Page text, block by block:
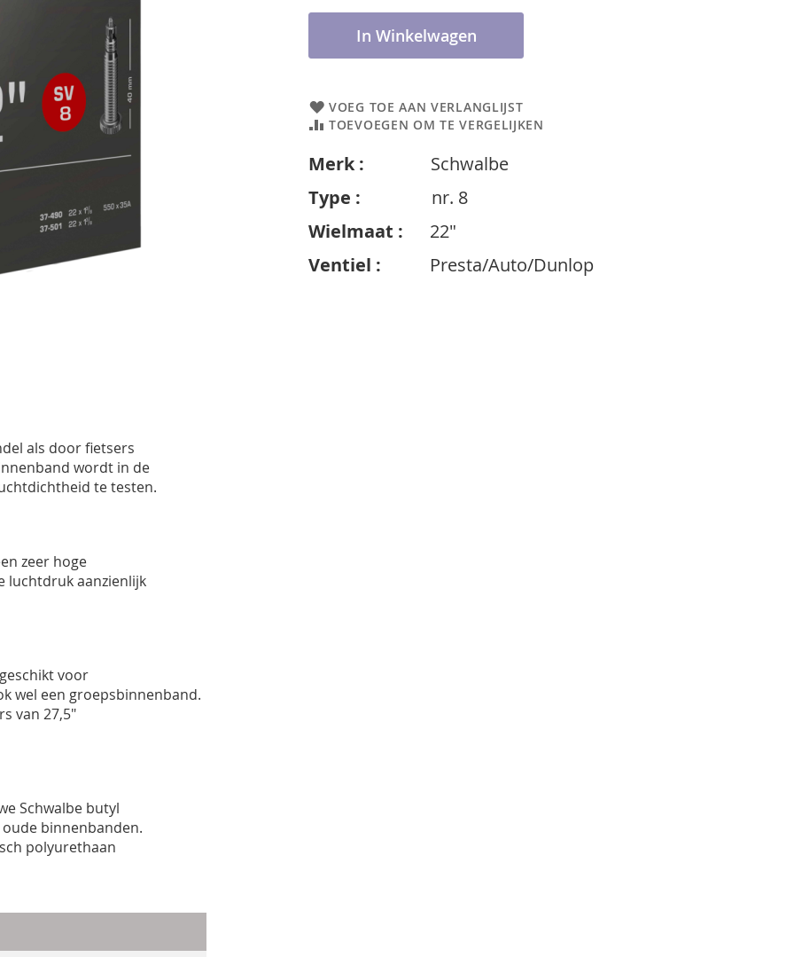
In Winkelwagen
VOEG TOE AAN VERLANGLIJST
TOEVOEGEN OM TE VERGELIJKEN
Merk : Schwalbe
Type :
nr. 8
Wielmaat : 22"
Ventiel : Presta/Auto/Dunlop
als door fietsers
wordt in de
tetesten.
zeer hoge
luchtdruk aanzienlijk
voor
wel een groepsbinnenband.
van 27,5"
Schwalbe butyl
binnenbanden.
polyurethaan